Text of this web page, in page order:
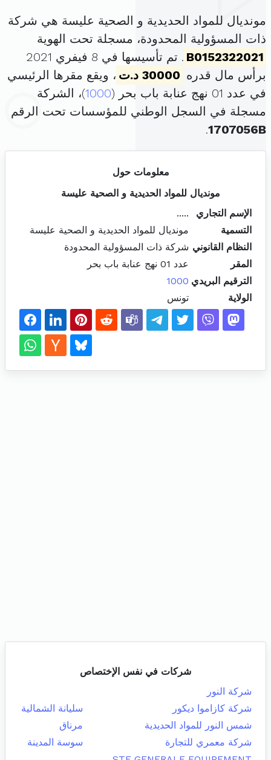
مونديال للمواد الحديدية و الصحية عليسة هي شركة
ذات المسؤولية المحدودة، مسجلة تحت الهوية
B0152322021
. تم تأسيسها في 8 فيفري 2021
برأس مال قدره 30000 د.ت
، ويقع مقرها الرئيسي
في عدد 01 نهج عنابة باب بحر (
1000)، الشركة
مسجلة في السجل الوطني للمؤسسات تحت الرقم
1707056B
.
معلومات حول
مونديال للمواد الحديدية و الصحية عليسة
الإسم التجاري
.....
التسمية
مونديال للمواد الحديدية و الصحية عليسة
النظام القانوني شركة ذات المسؤولية المحدودة
المقر
عدد 01 نهج عنابة باب بحر
الترقيم البريدي 1000
الولاية
تونس
شركات في نفس الإختصاص
شركة النور
شركة كازاموا ديكور
سليانة الشمالية
شمس النور للمواد الحديدية
مرناق
شركة معمري للتجارة
سوسة المدينة